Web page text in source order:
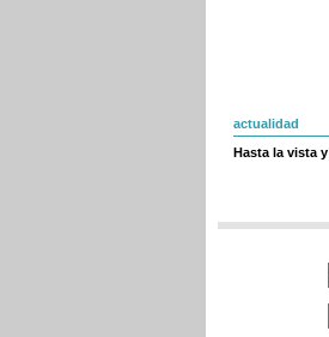
actualidad
Hasta la vista